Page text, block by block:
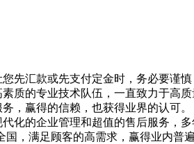
先汇款或先支付定金时，务必要谨
业技术队伍，一直致力于高质
务，赢得的信赖，也获得业界
业管理和超值的售后服务，多
国，满足顾客的高需求，赢得